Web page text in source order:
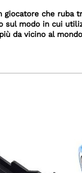
che ruba
modo in cui
da vicino al